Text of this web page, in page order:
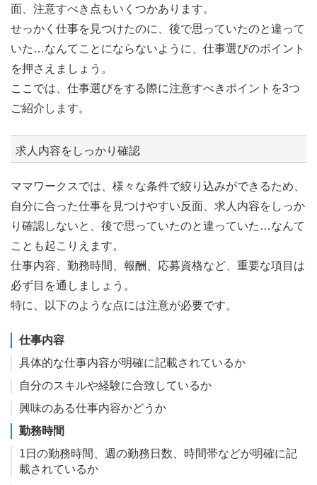
面、注意すべき点もいくつかあります。
せっかく仕事を見つけたのに、後で思っていたのと違って
いた…なんてことにならないように、仕事選びのポイント
を押さえましょう。
ここでは、仕事選びをする際に注意すべきポイントを3つ
ご紹介します。
求人内容をしっかり確認
ママワークスでは、様々な条件で絞り込みができるため、
自分に合った仕事を見つけやすい反面、求人内容をしっか
り確認しないと、後で思っていたのと違っていた…なんて
ことも起こりえます。
仕事内容、勤務時間、報酬、応募資格など、重要な項目は
必ず目を通しましょう。
特に、以下のような点には注意が必要です。
仕事内容
具体的な仕事内容が明確に記載されているか
自分のスキルや経験に合致しているか
興味のある仕事内容かどうか
勤務時間
1日の勤務時間、週の勤務日数、時間帯などが明確に記
載されているか